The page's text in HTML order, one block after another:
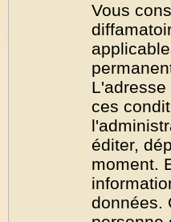
Vous
ces
éditer,
moment.
données.